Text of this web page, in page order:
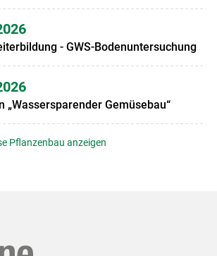
- GWS-Bodenuntersuchung
„Wassersparender Gemüsebau“
Pflanzenbau anzeigen